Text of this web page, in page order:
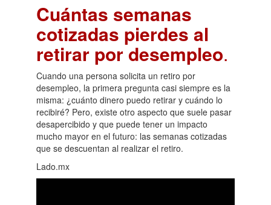
Cuántas semanas
cotizadas pierdes al
retirar por desempleo.
Cuando una persona solicita un retiro por
desempleo, la primera pregunta casi siempre es la
misma: ¿cuánto dinero puedo retirar y cuándo lo
recibiré? Pero, existe otro aspecto que suele pasar
desapercibido y que puede tener un impacto
mucho mayor en el futuro: las semanas cotizadas
que se descuentan al realizar el retiro.
Lado.mx